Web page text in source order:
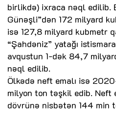
birlikdə) ixraca nəql edilib.
Günəşli”dən 172 milyard
isə 127,8 milyard kubmetr
“Şahdəniz” yatağı
avqustun 1-dək 84,7
nəql edilib.
Ölkədə neft emalı isə
milyon ton təşkil edib. Neft
dövrünə nisbətən 144 min